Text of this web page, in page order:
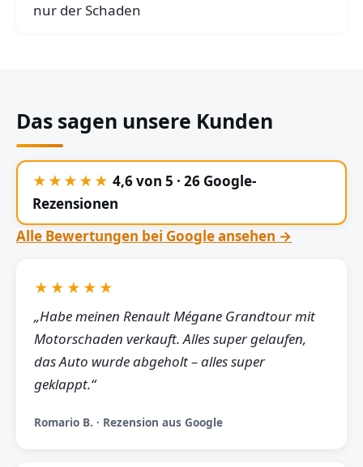
nur der Schaden
Das sagen unsere Kunden
★★★★★ 4,6 von 5 · 26 Google-
Rezensionen
Alle Bewertungen bei Google ansehen →
★★★★★
„Habe meinen Renault Mégane Grandtour mit
Motorschaden verkauft. Alles super gelaufen,
das Auto wurde abgeholt – alles super
geklappt.“
Romario B. · Rezension aus Google